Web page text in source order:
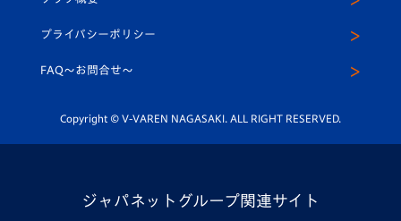
平和祈念活動
ホームタウン活動
スクール
公式LINE＠
プライバシーポリシー
FAQ〜お問合せ〜
Copyright © V-VAREN NAGASAKI. ALL RIGHT RESERVED.
ジャパネットグループ関連サイト